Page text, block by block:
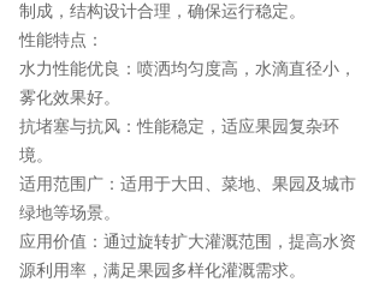
制成，结构设计合理，确保运行稳定。
性能特点：
水力性能优良：喷洒均匀度高，水滴直径小，
雾化效果好。
抗堵塞与抗风：性能稳定，适应果园复杂环
境。
适用范围广：适用于大田、菜地、果园及城市
绿地等场景。
应用价值：通过旋转扩大灌溉范围，提高水资
源利用率，满足果园多样化灌溉需求。